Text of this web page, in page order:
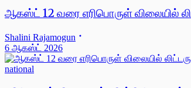
ஆகஸ்ட் 12 வரை எரிபொருள் விலையில்
Shalini Rajamogun
6 ஆகஸ்ட் 2026
national